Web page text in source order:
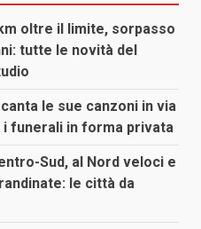
oltre il limite, sorpasso
tutte le novità del
le sue canzoni in via
i funerali in forma privata
Sud, al Nord veloci e
le città da